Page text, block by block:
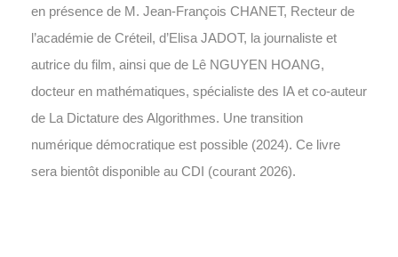
en présence de M. Jean-François CHANET, Recteur de
l’académie de Créteil, d’Elisa JADOT, la journaliste et
autrice du film, ainsi que de Lê NGUYEN HOANG,
docteur en mathématiques, spécialiste des IA et co-auteur
de La Dictature des Algorithmes. Une transition
numérique démocratique est possible (2024). Ce livre
sera bientôt disponible au CDI (courant 2026).